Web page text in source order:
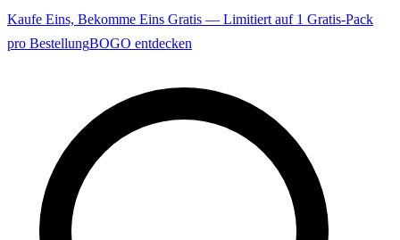
Kaufe Eins, Bekomme Eins Gratis — Limitiert auf 1 Gratis-Pack
pro BestellungBOGO entdecken